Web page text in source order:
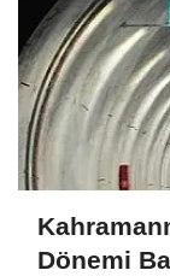
Dönemi